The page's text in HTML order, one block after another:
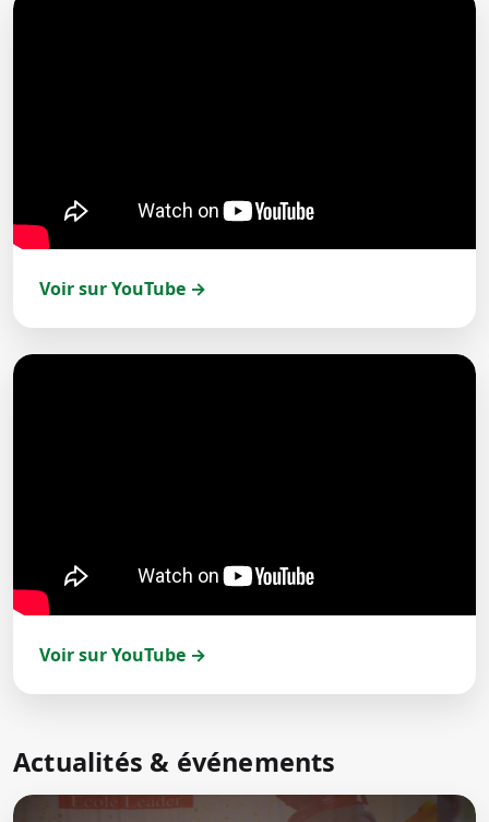
Voir sur YouTube →
Voir sur YouTube →
Actualités & événements